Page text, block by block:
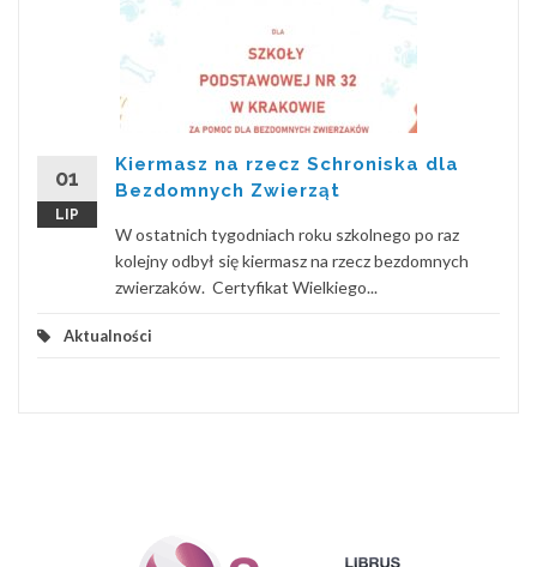
01
LIP
Kiermasz na rzecz Schroniska dla
Bezdomnych Zwierząt
W ostatnich tygodniach roku szkolnego po raz
kolejny odbył się kiermasz na rzecz bezdomnych
zwierzaków. Certyfikat Wielkiego...
Aktualności